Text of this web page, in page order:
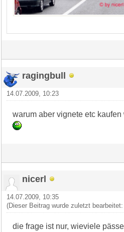
ragingbull
14.07.2009, 10:23
warum aber vignete etc
nicerl
14.07.2009, 10:35
(Dieser Beitrag wurde zuletzt
die frage ist nur, wieviele